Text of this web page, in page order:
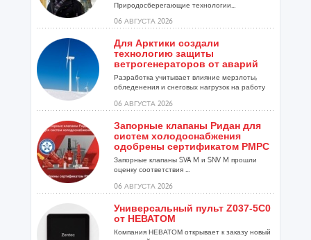
Природосберегающие технологии...
06 АВГУСТА 2026
Для Арктики создали
технологию защиты
ветрогенераторов от аварий
Разработка учитывает влияние мерзлоты,
обледенения и снеговых нагрузок на работу
06 АВГУСТА 2026
Запорные клапаны Ридан для
систем холодоснабжения
одобрены сертификатом РМРС
Запорные клапаны SVA M и SNV M прошли
оценку соответствия ...
06 АВГУСТА 2026
Универсальный пульт Z037-5C0
от НЕВАТОМ
Компания НЕВАТОМ открывает к заказу новый